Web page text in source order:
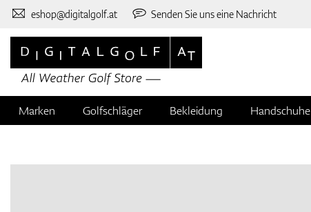
eshop@digitalgolf.at Senden Sie uns eine Nachricht
Marken Golfschläger Bekleidung Handschuhe